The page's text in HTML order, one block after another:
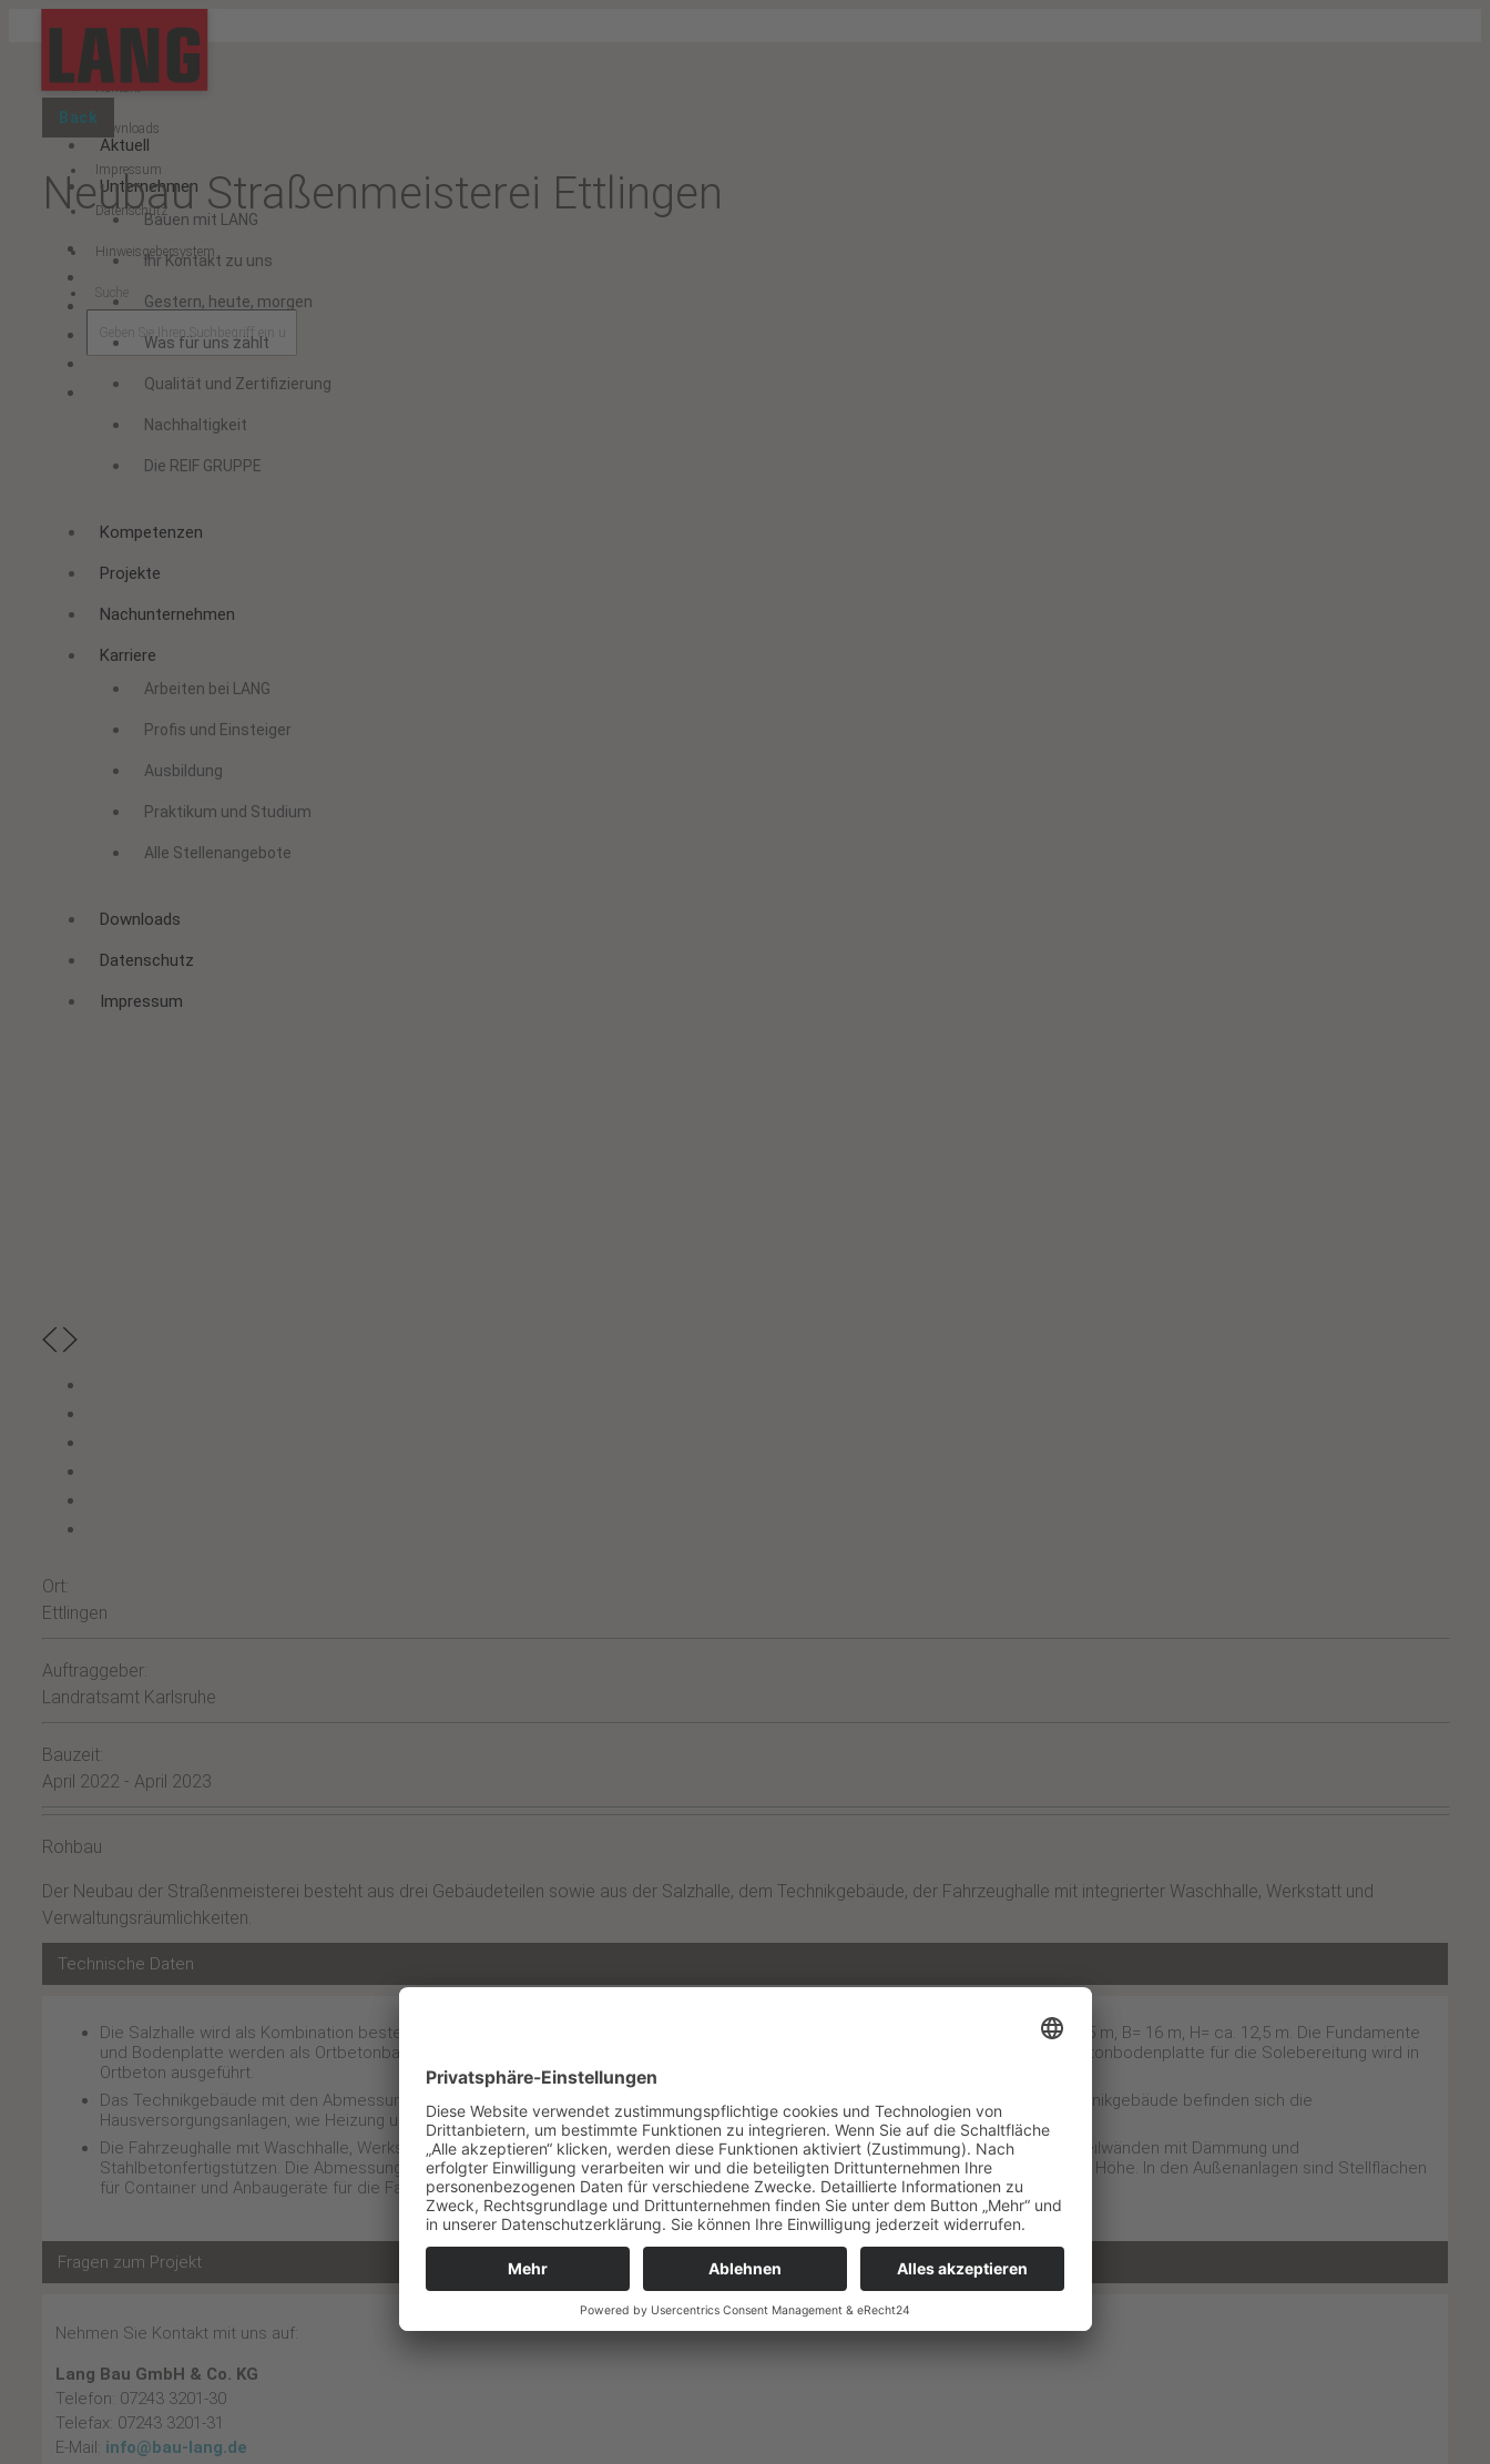
Start
Kontakt
Downloads
Impressum
Datenschutz
Hinweisgebersystem
Suche
Aktuell
Unternehmen
Bauen mit LANG
Ihr Kontakt zu uns
Gestern, heute, morgen
Was für uns zählt
Qualität und Zertifizierung
Nachhaltigkeit
Die REIF GRUPPE
Kompetenzen
Projekte
Nachunternehmen
Karriere
Arbeiten bei LANG
Profis und Einsteiger
Ausbildung
Praktikum und Studium
Alle Stellenangebote
Downloads
Datenschutz
Impressum
Back
Neubau Straßenmeisterei Ettlingen
Ort:
Ettlingen
Auftraggeber:
Landratsamt Karlsruhe
Bauzeit:
April 2022 - April 2023
Rohbau
Der Neubau der Straßenmeisterei besteht aus drei Gebäudeteilen sowie aus der Salzhalle, dem Technikgebäude, der Fahrzeughalle mit integrierter Waschhalle, Werkstatt und
Verwaltungsräumlichkeiten.
Technische Daten
Die Salzhalle wird als Kombination bestehend aus Ortbetonbauteilen und Stahlbetonfertigteilen erstellt. Grundfläche ca. 340 m², L= 25 m, B= 16 m, H= ca. 12,5 m. Die Fundamente
und Bodenplatte werden als Ortbetonbauteile, die Hallenstützen als Fertigteile ausgeführt. Die vor der Salzhalle vorgelagerte Stahlbetonbodenplatte für die Solebereitung wird in
Ortbeton ausgeführt.
Das Technikgebäude mit den Abmessungen L/B= ca. 6,7 x 15,5 m, besteht aus Stahlbetonbodenplatte und Ortbetonwänden. Im Technikgebäude befinden sich die
Hausversorgungsanlagen, wie Heizung und Stromversorgung.
Die Fahrzeughalle mit Waschhalle, Werkstatt und Verwaltung besteht aus Stahlbetonbodenplatte, Ortbetonwänden sowie Halbfertigteilwänden mit Dämmung und
Stahlbetonfertigstützen. Die Abmessung des Hallenkomplexes betragen ca. 77 x 43 m. Die Gebäudehöhe beträgt zwischen 5 bis 9 m Höhe. In den Außenanlagen sind Stellflächen
für Container und Anbaugeräte für die Fahrzeuge integriert. Sie bestehen aus Stahlbetonbodenplatte und Ortbetonwänden.
Fragen zum Projekt
Nehmen Sie Kontakt mit uns auf:
Lang Bau GmbH & Co. KG
Telefon: 07243 3201-30
Telefax: 07243 3201-31
E-Mail: info@bau-lang.de